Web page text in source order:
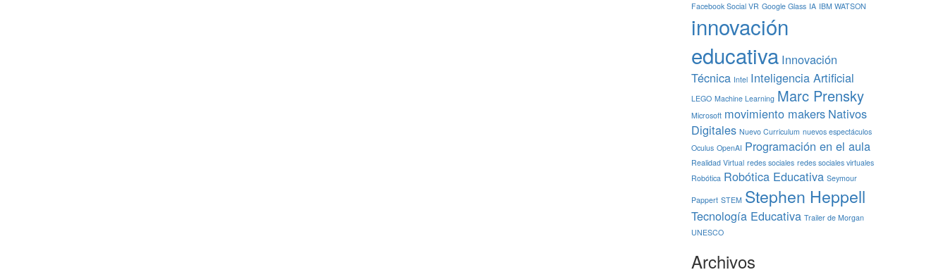
Facebook Social VR Google Glass IA IBM WATSON
innovación
educativa Innovación
Técnica Intel Inteligencia Artificial
LEGO Machine Learning Marc Prensky
Microsoft movimiento makers Nativos
Digitales Nuevo Curriculum nuevos espectáculos
Oculus OpenAI Programación en el aula
Realidad Virtual redes sociales redes sociales virtuales
Robótica Robótica Educativa Seymour
Pappert STEM Stephen Heppell
Tecnología Educativa Trailer de Morgan
UNESCO
Archivos